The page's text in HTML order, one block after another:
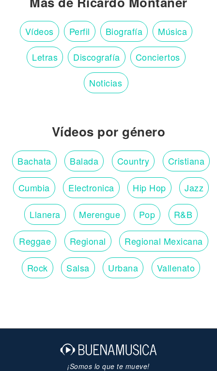
Vídeos Perfil Biografía Música
Letras Discografía Conciertos
Noticias
Vídeos por género
Bachata Balada Country Cristiana
Cumbia Electronica Hip Hop Jazz
Llanera Merengue Pop R&B
Reggae Regional Regional Mexicana
Rock Salsa Urbana Vallenato
¡Somos lo que te mueve!